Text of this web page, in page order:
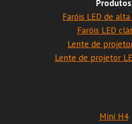
Produtos
Faróis LED de
Faróis LED
Lente de
Lente de projetor
Mini H4